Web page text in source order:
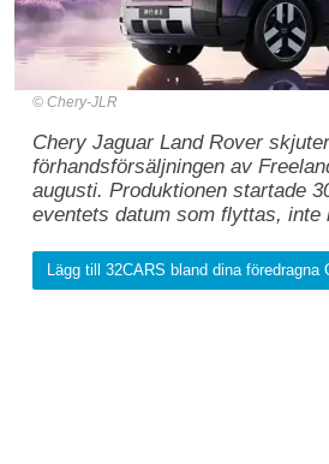
Chery-JLR
Chery Jaguar Land Rover
förhandsförsäljningen av
augusti. Produktionen startade
eventets datum som flyttas, inte
Lägg till 32CARS bland dina föredragna